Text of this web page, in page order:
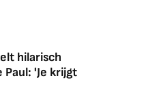
hilarisch
Paul: 'Je krijgt